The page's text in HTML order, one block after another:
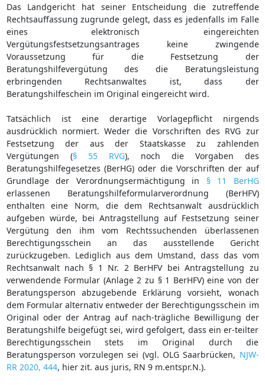
Das Landgericht hat seiner Entscheidung die zutreffende
Rechtsauffassung zugrunde gelegt, dass es jedenfalls im Falle
eines elektronisch eingereichten
Vergütungsfestsetzungsantrages keine zwingende
Voraussetzung für die Festsetzung der
Beratungshilfevergütung des die Beratungsleistung
erbringenden Rechtsanwaltes ist, dass der
Beratungshilfeschein im Original eingereicht wird.
Tatsächlich ist eine derartige Vorlagepflicht nirgends
ausdrücklich normiert. Weder die Vorschriften des RVG zur
Festsetzung der aus der Staatskasse zu zahlenden
Vergütungen (§ 55 RVG), noch die Vorgaben des
Beratungshilfegesetzes (BerHG) oder die Vorschriften der auf
Grundlage der Verordnungsermächtigung in § 11 BerHG
erlassenen Beratungshilfeformularverordnung (BerHFV)
enthalten eine Norm, die dem Rechtsanwalt ausdrücklich
aufgeben würde, bei Antragstellung auf Festsetzung seiner
Vergütung den ihm vom Rechtssuchenden überlassenen
Berechtigungsschein an das ausstellende Gericht
zurückzugeben. Lediglich aus dem Umstand, dass das vom
Rechtsanwalt nach § 1 Nr. 2 BerHFV bei Antragstellung zu
verwendende Formular (Anlage 2 zu § 1 BerHFV) eine von der
Beratungsperson abzugebende Erklärung vorsieht, wonach
dem Formular alternativ entweder der Berechtigungsschein im
Original oder der Antrag auf nach-trägliche Bewilligung der
Beratungshilfe beigefügt sei, wird gefolgert, dass ein er-teilter
Berechtigungsschein stets im Original durch die
Beratungsperson vorzulegen sei (vgl. OLG Saarbrücken, NJW-
RR 2020, 444, hier zit. aus juris, RN 9 m.entspr.N.).